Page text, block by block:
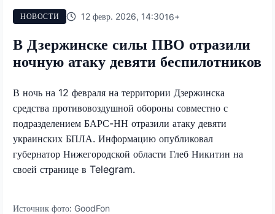
НОВОСТИ 12 февр. 2026, 14:3016+
В Дзержинске силы ПВО отразили
ночную атаку девяти беспилотников
В ночь на 12 февраля на территории Дзержинска
средства противовоздушной обороны совместно с
подразделением БАРС-НН отразили атаку девяти
украинских БПЛА. Информацию опубликовал
губернатор Нижегородской области Глеб Никитин на
своей странице в Telegram.
Источник фото: GoodFon